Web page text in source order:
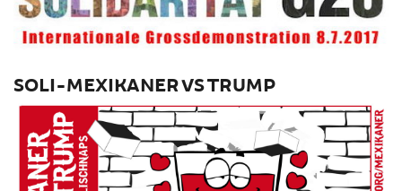
SOLI-MEXIKANER VS TRUMP